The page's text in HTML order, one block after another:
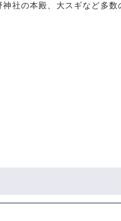
社の本殿、大スギなど多数